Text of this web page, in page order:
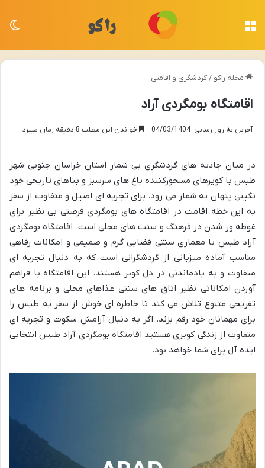
مجله راکو /گردشگری و اقامتی
اقامتگاه بومگردی آراد
آخرین به روز رسانی: 04/03/1404 خواندن این مطلب 8 دقیقه زمان میبرد
در میان جاذبه های گردشگری بی شمار استان خراسان جنوبی شهر
طبس با کویرهای مسحورکننده باغ های سرسبز و بناهای تاریخی خود
نگینی پنهان به شمار می رود. برای تجربه ای اصیل و متفاوت از سفر
به این خطه اقامت در اقامتگاه های بومگردی فرصتی بی نظیر برای
غوطه ور شدن در فرهنگ و سنت های محلی است. اقامتگاه بومگردی
آراد طبس با معماری سنتی فضایی گرم و صمیمی و امکانات رفاهی
مناسب آماده میزبانی از گردشگرانی است که به دنبال تجربه ای
متفاوت و به یادماندنی در دل کویر هستند. این اقامتگاه با فراهم
آوردن امکاناتی نظیر اتاق های سنتی غذاهای محلی و برنامه های
تفریحی متنوع تلاش می کند تا خاطره ای خوش از سفر به طبس را
برای مهمانان خود رقم بزند. اگر به دنبال آرامش سکوت و تجربه ای
متفاوت از زندگی کویری هستید اقامتگاه بومگردی آراد طبس انتخابی
ایده آل برای شما خواهد بود.